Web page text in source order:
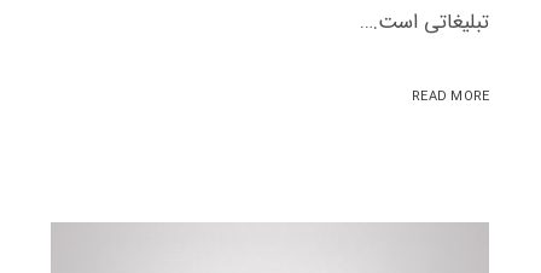
تبلیغاتی است.…
READ MORE